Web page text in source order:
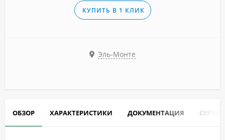
КУПИТЬ В 1 КЛИК
Эль-Монте
ОБЗОР ХАРАКТЕРИСТИКИ ДОКУМЕНТАЦИЯ